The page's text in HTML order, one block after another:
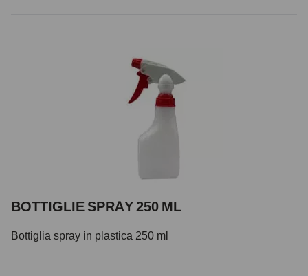
BOTTIGLIE SPRAY 250 ML
Bottiglia spray in plastica 250 ml